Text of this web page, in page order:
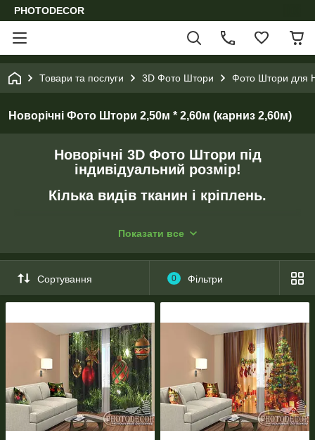
PHOTODECOR
Товари та послуги 3D Фото Штори Фото Штори для
Новорічні Фото Штори 2,50м * 2,60м (карниз 2,60м)
Новорічні 3D Фото Штори під
індивідуальний розмір!
Кілька видів тканин і кріплень.
- Створюємо колажі за побажанням клієнта.
- Коригуємо колір зображення.
ФОТО ГАЛЕРЕЯ РОБІТ
Показати все
Сортування 0 Фільтри